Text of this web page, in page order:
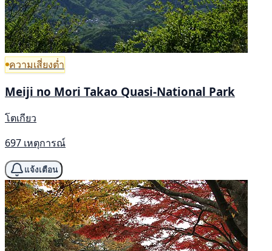
ความเสี่ยงต่ำ
Meiji no Mori Takao Quasi-National Park
โตเกียว
697 เหตุการณ์
แจ้งเตือน